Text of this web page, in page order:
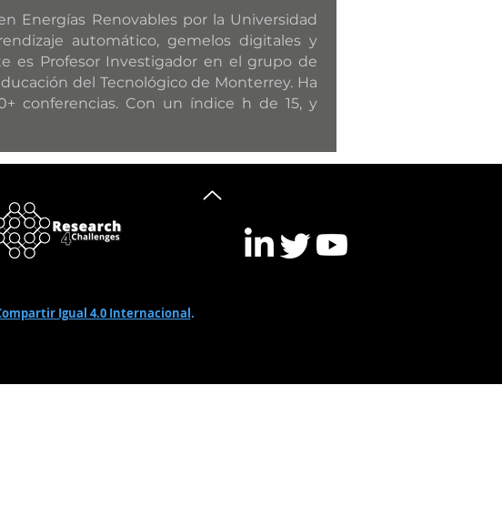
Energías Renovables por la Universidad
automático, gemelos digitales y
es Profesor Investigador en el grupo de
del Tecnológico de Monterrey. Ha
conferencias. Con un índice h de 15, y
Igual 4.0 Internacional.